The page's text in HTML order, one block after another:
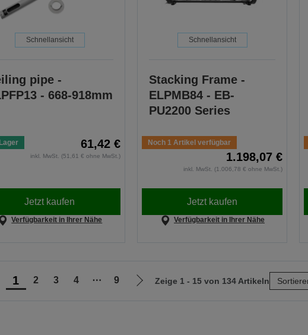
Schnellansicht
pipe -
- 668-918mm
61,42 €
inkl. MwSt. (51,61 € ohne MwSt.)
Jetzt kaufen
Verfügbarkeit in Ihrer Nähe
Schnellansicht
Stacking Frame -
ELPMB84 - EB-
PU2200 Series
Noch 1 Artikel verfügbar
1.198,07 €
inkl. MwSt. (1.006,78 € ohne MwSt.)
Jetzt kaufen
Verfügbarkeit in Ihrer Nähe
1 2 3 4 ⋯ 9
Zur
Zeige 1 - 15 von 134 Artikeln